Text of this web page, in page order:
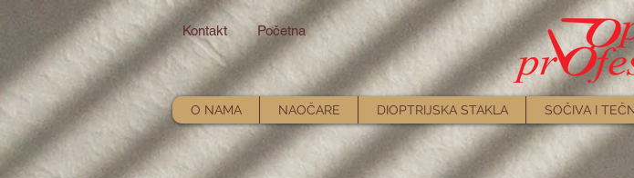
Kontakt Početna
O NAMA NAOČARE DIOPTRIJSKA STAKLA SOČIVA I